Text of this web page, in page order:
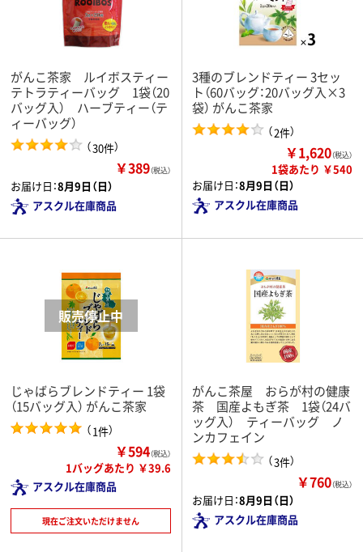
がんこ茶家 ルイボスティー
テトラティーバッグ 1袋（20
バッグ入） ハーブティー（テ
ィーバッグ）
（30件）
￥389（税込）
お届け日：8月9日（日）
アスクル在庫商品
3種のブレンドティー 3セッ
ト（60バッグ：20バッグ入×3
袋） がんこ茶家
（2件）
￥1,620（税込）
1袋あたり ￥540
お届け日：8月9日（日）
アスクル在庫商品
じゃばらブレンドティー 1袋
（15バッグ入） がんこ茶家
（1件）
￥594（税込）
1バッグあたり ￥39.6
アスクル在庫商品
現在ご注文いただけません
がんこ茶屋 おらが村の健康
茶 国産よもぎ茶 1袋（24バ
ッグ入） ティーバッグ ノ
ンカフェイン
（3件）
￥760（税込）
お届け日：8月9日（日）
アスクル在庫商品